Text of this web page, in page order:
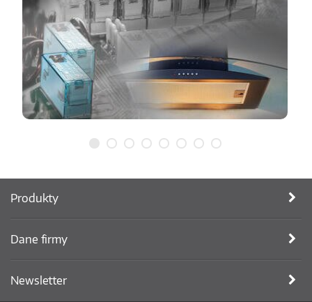
Produkty
Dane firmy
Newsletter